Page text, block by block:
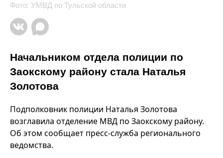
Фото: УМВД по Тульской области
Начальником отдела полиции по
Заокскому району стала Наталья
Золотова
Подполковник полиции Наталья Золотова
возглавила отделение МВД по Заокскому району.
Об этом сообщает пресс-служба регионального
ведомства.